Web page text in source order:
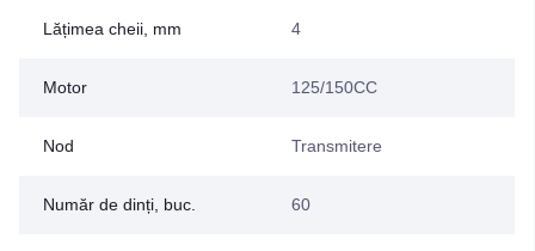
Lățimea cheii, mm 4
Motor 125/150CC
Nod Transmitere
Număr de dinți, buc. 60